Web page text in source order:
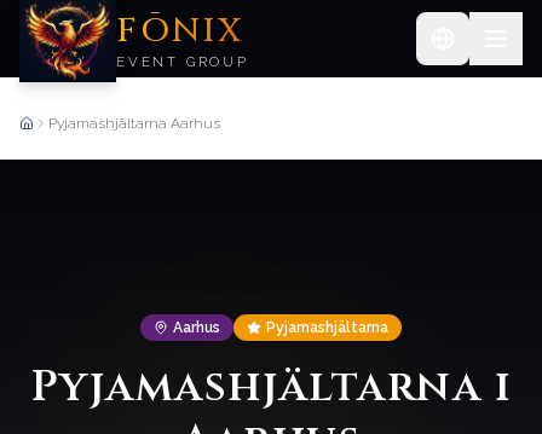
FŌNIX
EVENT GROUP
ForsidePyjamashjältarna Aarhus
Aarhus Pyjamashjältarna
Pyjamashjältarna i